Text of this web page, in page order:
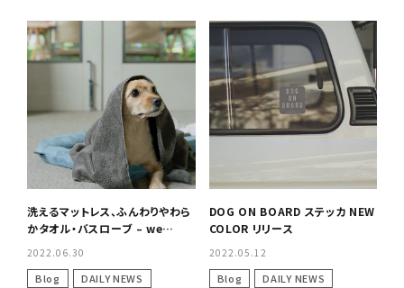
洗えるマットレス、ふんわりやわら
かタオル・バスローブ – we
2022.06.30
Blog DAILY NEWS
DOG ON BOARD ステッカ NEW
COLOR リリース
2022.05.12
Blog DAILY NEWS